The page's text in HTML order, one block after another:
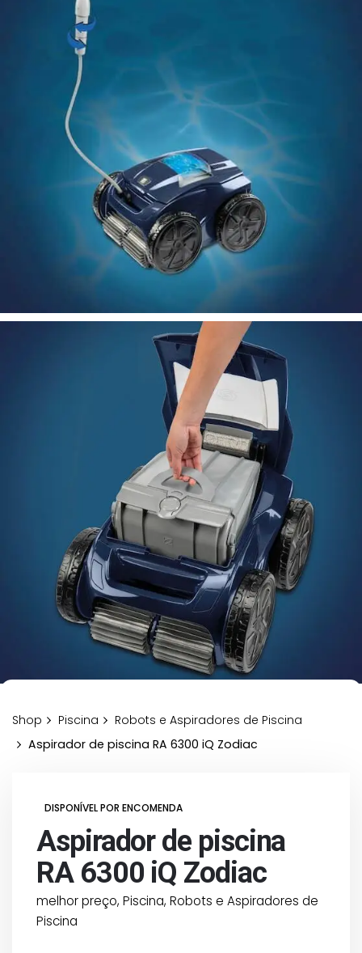
Shop Piscina
Robots e Aspiradores de Piscina
Aspirador de piscina RA 6300 iQ Zodiac
DISPONÍVEL POR ENCOMENDA
Aspirador de piscina
RA 6300 iQ Zodiac
melhor preço, Piscina, Robots e Aspiradores de
Piscina